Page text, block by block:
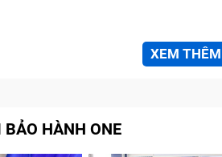
XEM THÊM
HÀNH ONE